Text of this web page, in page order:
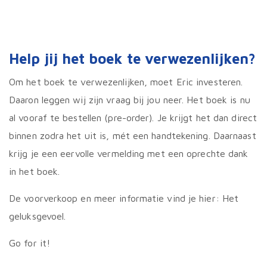
Help jij het boek te verwezenlijken?
Om het boek te verwezenlijken, moet Eric investeren.
Daaron leggen wij zijn vraag bij jou neer. Het boek is nu
al vooraf te bestellen (pre-order). Je krijgt het dan direct
binnen zodra het uit is, mét een handtekening. Daarnaast
krijg je een eervolle vermelding met een oprechte dank
in het boek.
De voorverkoop en meer informatie vind je hier: Het
geluksgevoel.
Go for it!